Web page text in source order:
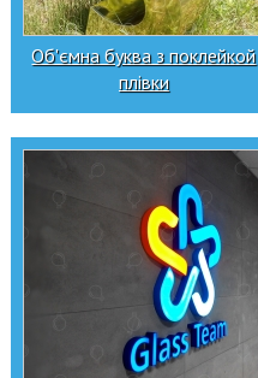
Об'ємна буква з поклейкой
плівки